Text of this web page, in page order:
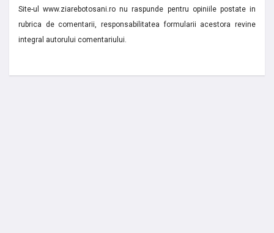
Site-ul www.ziarebotosani.ro nu raspunde pentru opiniile postate in
rubrica de comentarii, responsabilitatea formularii acestora revine
integral autorului comentariului.